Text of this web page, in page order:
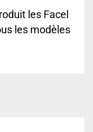
les Facel
les modèles